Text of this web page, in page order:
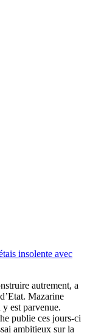
insolente avec
autrement, a
Mazarine
est parvenue.
publie ces jours-ci
ambitieux sur la